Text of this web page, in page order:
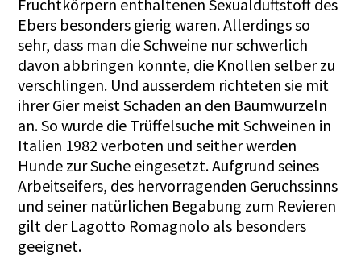
Fruchtkörpern enthaltenen Sexualduftstoff des
Ebers besonders gierig waren. Allerdings so
sehr, dass man die Schweine nur schwerlich
davon abbringen konnte, die Knollen selber zu
verschlingen. Und ausserdem richteten sie mit
ihrer Gier meist Schaden an den Baumwurzeln
an. So wurde die Trüffelsuche mit Schweinen in
Italien 1982 verboten und seither werden
Hunde zur Suche eingesetzt. Aufgrund seines
Arbeitseifers, des hervorragenden Geruchssinns
und seiner natürlichen Begabung zum Revieren
gilt der Lagotto Romagnolo als besonders
geeignet.